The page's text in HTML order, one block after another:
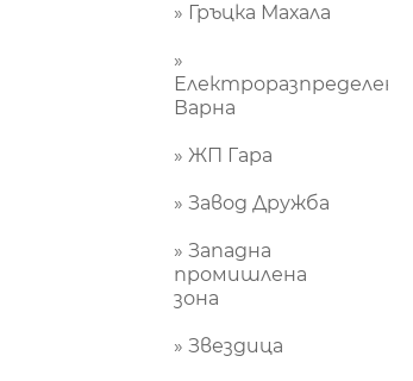
» Гръцка Махала
»
Електроразпределение
Варна
» ЖП Гара
» Завод Дружба
» Западна
промишлена
зона
» Звездица